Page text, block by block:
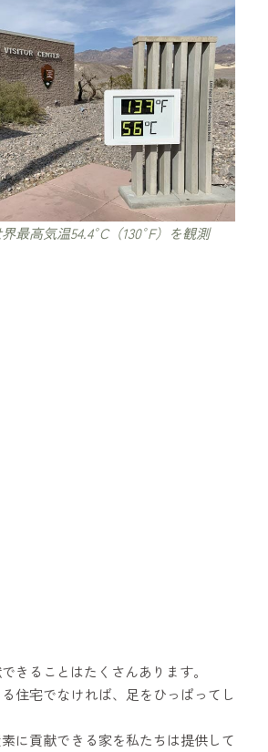
最高気温54.4°C（130°F）を観測
きることはたくさんあります。
住宅でなければ、足をひっぱってし
に貢献できる家を私たちは提供して